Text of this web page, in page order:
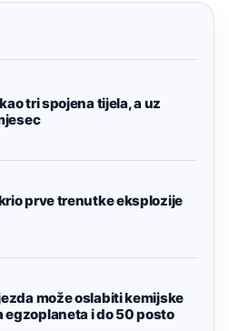
tri spojena tijela, a uz
prve trenutke eksplozije
može oslabiti kemijske
i do 50 posto